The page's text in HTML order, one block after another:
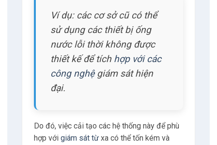
Ví dụ: các cơ sở cũ có thể
sử dụng các thiết bị ống
nước lỗi thời không được
thiết kế để tích hợp với các
công nghệgiám sát hiện
đại.
Do đó, việc cải tạo các hệ thống này để phù
hợp với giám sát từxa có thể tốn kém và